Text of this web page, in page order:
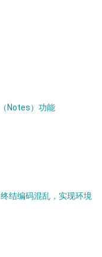
Notes）功能
结编码混乱，实现环境